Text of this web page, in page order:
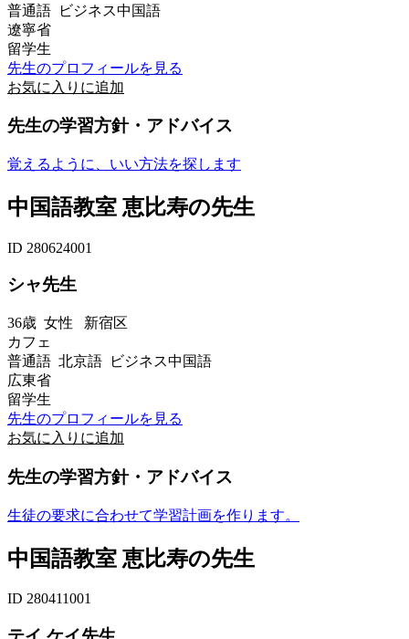
普通語 ビジネス中国語
遼寧省
留学生
先生のプロフィールを見る
お気に入りに追加
先生の学習方針・アドバイス
覚えるように、いい方法を探します
中国語教室 恵比寿の先生
ID 280624001
シャ先生
36歳 女性 新宿区
カフェ
普通語 北京語 ビジネス中国語
広東省
留学生
先生のプロフィールを見る
お気に入りに追加
先生の学習方針・アドバイス
生徒の要求に合わせて学習計画を作ります。
中国語教室 恵比寿の先生
ID 280411001